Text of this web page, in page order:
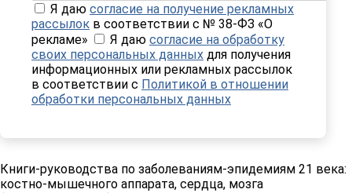
Я даю согласие на получение рекламных
рассылок в соответствии с № 38-ФЗ «О
рекламе»
Я даю согласие на обработку
своих персональных данных для получения
информационных или рекламных рассылок
в соответствии с Политикой в отношении
обработки персональных данных
Книги-руководства по заболеваниям-эпидемиям 21 века:
костно-мышечного аппарата, сердца, мозга